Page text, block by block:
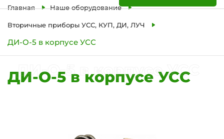
Главная Наше оборудование
Вторичные приборы УСС, КУП, ДИ, ЛУЧ
ДИ-О-5 в корпусе УСС
ДИ-О-5 в корпусе УСС
ДИ-О-5 в корпусе УСС
Телефон